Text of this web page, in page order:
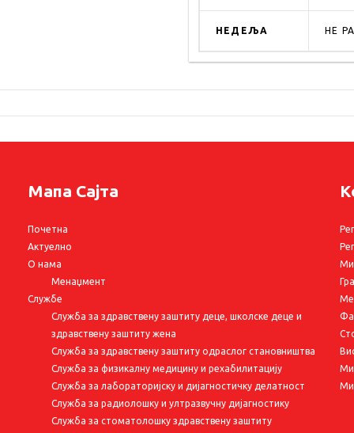
НЕДЕЉА НЕ
Мапа Сајта
Почетна
Актуелно
О нама
Менаџмент
Службе
Служба за здравствену заштиту деце, школске деце и
здравствену заштиту жена
Служба за здравствену заштиту одраслог становништва
Служба за физикалну медицину и рехабилитацију
Служба за лабораторијску и дијагностичку делатност
Служба за радиолошку и ултразвучну дијагностику
Служба за стоматолошку здравствену заштиту